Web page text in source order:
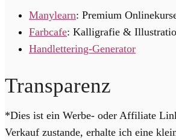
Manylearn: Premium
Farbcafe: Kalligrafie &
Handlettering-Generator
Transparenz
*Dies ist ein Werbe- oder Affiliate
Verkauf zustande, erhalte ich eine